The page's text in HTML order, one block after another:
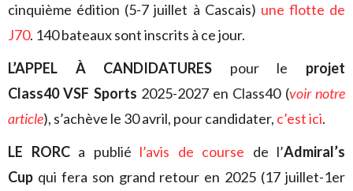
cinquième édition (5-7 juillet à Cascais) une flotte de
J70. 140 bateaux sont inscrits à ce jour.
L’APPEL À CANDIDATURES pour le projet
Class40 VSF Sports 2025-2027 en Class40 (voir notre
article), s’achève le 30 avril, pour candidater, c’est ici.
LE RORCa publié l’avis de course de l’Admiral’s
Cup qui fera son grand retour en 2025 (17 juillet-1er